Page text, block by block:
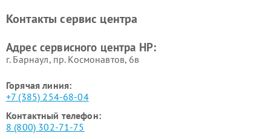
Контакты сервис центра
Адрес сервисного центра HP:
г. Барнаул, ​пр. Космонавтов, 6в
Горячая линия:
+7 (385) 254-68-04
Контактный телефон:
8 (800) 302-71-75